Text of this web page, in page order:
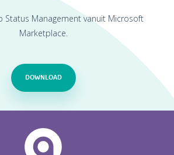
Status Management vanuit Microsoft
Marketplace.
DOWNLOAD